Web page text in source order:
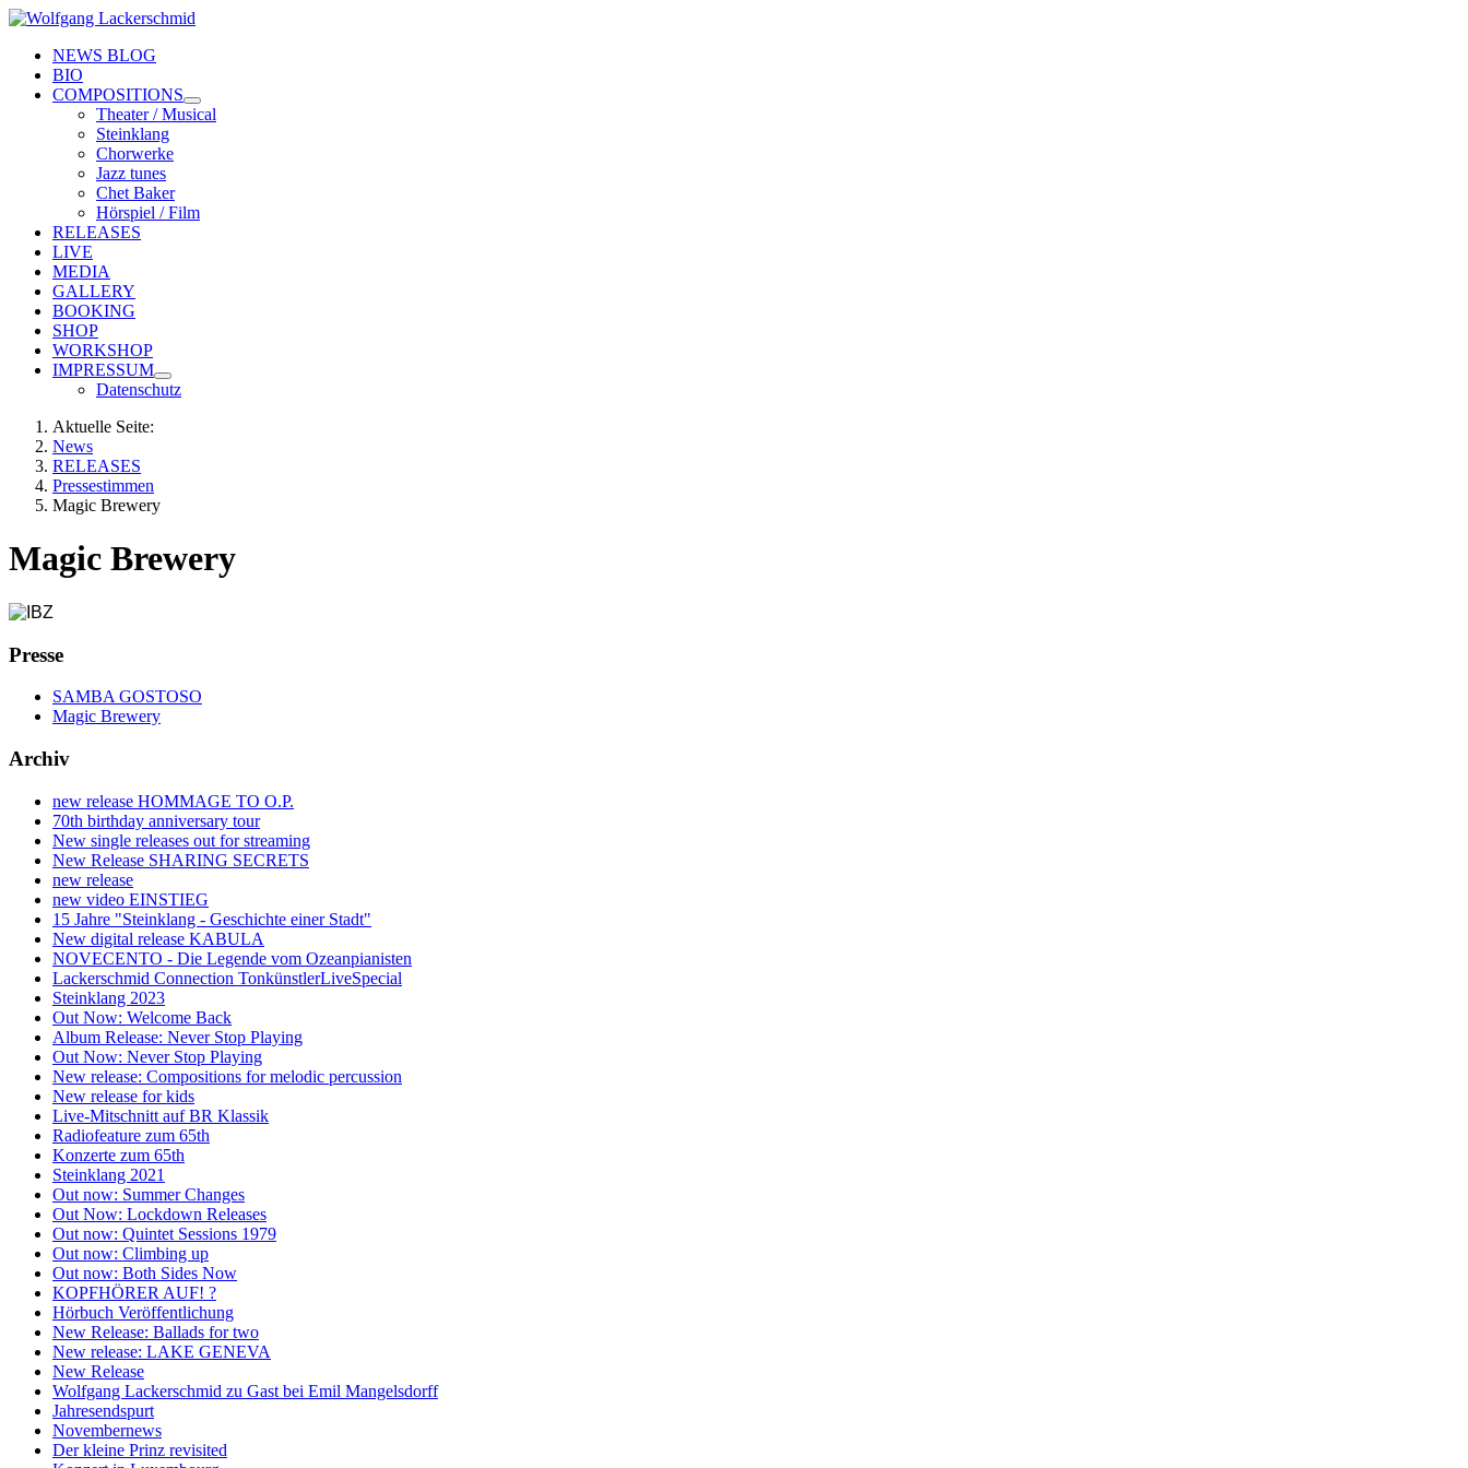
NEWS BLOG
BIO
COMPOSITIONS
Theater / Musical
Steinklang
Chorwerke
Jazz tunes
Chet Baker
Hörspiel / Film
RELEASES
LIVE
MEDIA
GALLERY
BOOKING
SHOP
WORKSHOP
IMPRESSUM
Datenschutz
Aktuelle Seite:
News
RELEASES
Pressestimmen
Magic Brewery
Magic Brewery
Presse
SAMBA GOSTOSO
Magic Brewery
Archiv
new release HOMMAGE TO O.P.
70th birthday anniversary tour
New single releases out for streaming
New Release SHARING SECRETS
new release
new video EINSTIEG
15 Jahre "Steinklang - Geschichte einer Stadt"
New digital release KABULA
NOVECENTO - Die Legende vom Ozeanpianisten
Lackerschmid Connection TonkünstlerLiveSpecial
Steinklang 2023
Out Now: Welcome Back
Album Release: Never Stop Playing
Out Now: Never Stop Playing
New release: Compositions for melodic percussion
New release for kids
Live-Mitschnitt auf BR Klassik
Radiofeature zum 65th
Konzerte zum 65th
Steinklang 2021
Out now: Summer Changes
Out Now: Lockdown Releases
Out now: Quintet Sessions 1979
Out now: Climbing up
Out now: Both Sides Now
KOPFHÖRER AUF! ?
Hörbuch Veröffentlichung
New Release: Ballads for two
New release: LAKE GENEVA
New Release
Wolfgang Lackerschmid zu Gast bei Emil Mangelsdorff
Jahresendspurt
Novembernews
Der kleine Prinz revisited